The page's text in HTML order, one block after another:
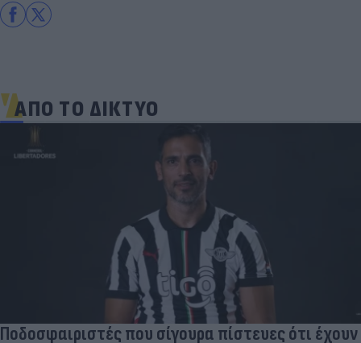
ΑΠΟ ΤΟ ΔΙΚΤΥΟ
Ποδοσφαιριστές που σίγουρα πίστευες ότι έχουν